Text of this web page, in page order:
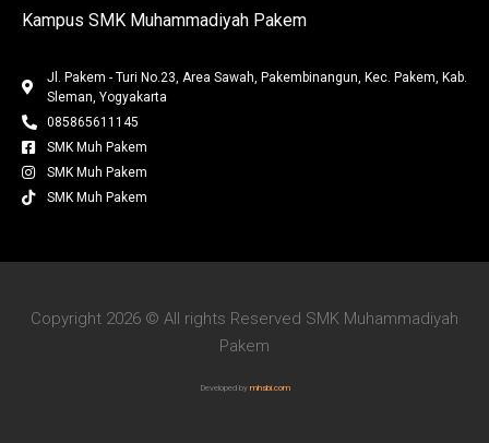
Kampus SMK Muhammadiyah Pakem
Jl. Pakem - Turi No.23, Area Sawah, Pakembinangun, Kec. Pakem, Kab.
Sleman, Yogyakarta
085865611145
SMK Muh Pakem
SMK Muh Pakem
SMK Muh Pakem
Copyright 2026 © All rights Reserved SMK Muhammadiyah
Pakem
Developed by mhsbi.com